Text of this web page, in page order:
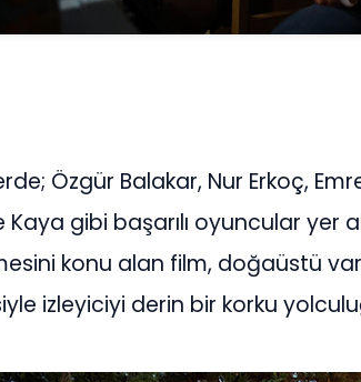
Özgür Balakar, Nur Erkoç,
Kaya gibi başarılı oyuncular yer
konu alan film, doğaüstü
izleyiciyi derin bir korku